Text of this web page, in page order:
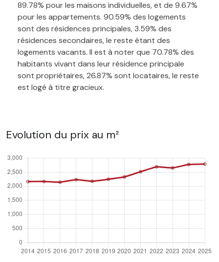
89.78% pour les maisons individuelles, et de 9.67%
pour les appartements. 90.59% des logements
sont des résidences principales, 3.59% des
résidences secondaires, le reste étant des
logements vacants. Il est à noter que 70.78% des
habitants vivant dans leur résidence principale
sont propriétaires, 26.87% sont locataires, le reste
est logé à titre gracieux.
Evolution du prix au m²